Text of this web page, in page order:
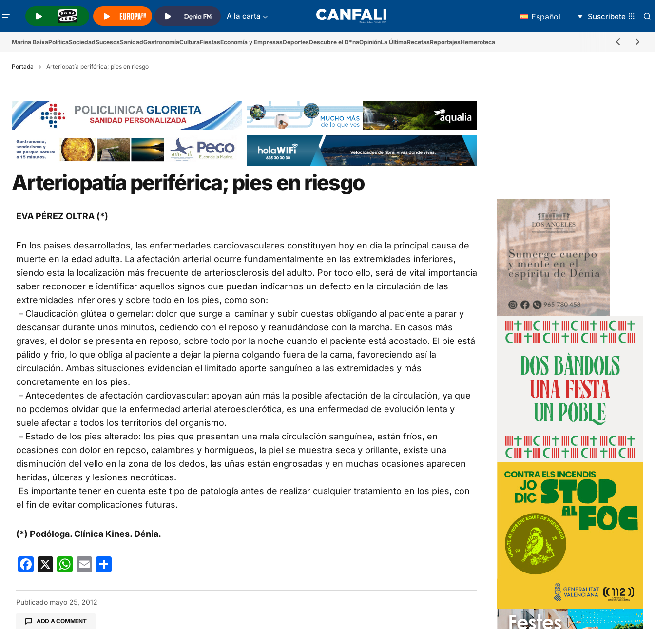
A la carta Español Suscribete
Marina BaixaPolíticaSociedadSucesosSanidadGastronomíaCulturaFiestasEconomía y EmpresasDeportesDescubre el D*naOpiniónLa ÚltimaRecetasReportajesHemeroteca
Portada Arteriopatía periférica; pies en riesgo
Arteriopatía periférica; pies en riesgo
EVA PÉREZ OLTRA (*)
En los países desarrollados, las enfermedades cardiovasculares constituyen hoy en día la principal causa de
muerte en la edad adulta. La afectación arterial ocurre fundamentalmente en las extremidades inferiores,
siendo esta la localización más frecuente de arteriosclerosis del adulto. Por todo ello, será de vital importancia
saber reconocer e identificar aquellos signos que puedan indicarnos un defecto en la circulación de las
extremidades inferiores y sobre todo en los pies, como son:
– Claudicación glútea o gemelar: dolor que surge al caminar y subir cuestas obligando al paciente a parar y
descansar durante unos minutos, cediendo con el reposo y reanudándose con la marcha. En casos más
graves, el dolor se presenta en reposo, sobre todo por la noche cuando el paciente está acostado. El pie está
pálido y frío, lo que obliga al paciente a dejar la pierna colgando fuera de la cama, favoreciendo así la
circulación. Ambas situaciones evidencian el limitado aporte sanguíneo a las extremidades y más
concretamente en los pies.
– Antecedentes de afectación cardiovascular: apoyan aún más la posible afectación de la circulación, ya que
no podemos olvidar que la enfermedad arterial ateroesclerótica, es una enfermedad de evolución lenta y
suele afectar a todos los territorios del organismo.
– Estado de los pies alterado: los pies que presentan una mala circulación sanguínea, están fríos, en
ocasiones con dolor en reposo, calambres y hormigueos, la piel se muestra seca y brillante, existe una
disminución del vello en la zona de los dedos, las uñas están engrosadas y en muchas ocasiones aparecen
heridas, úlceras y lesiones necróticas.
Es importante tener en cuenta este tipo de patología antes de realizar cualquier tratamiento en los pies, con
el fin de evitar complicaciones futuras.
(*) Podóloga. Clínica Kines. Dénia.
Facebook
X WhatsApp
Email
Publicado mayo 25, 2012
ADD A COMMENT